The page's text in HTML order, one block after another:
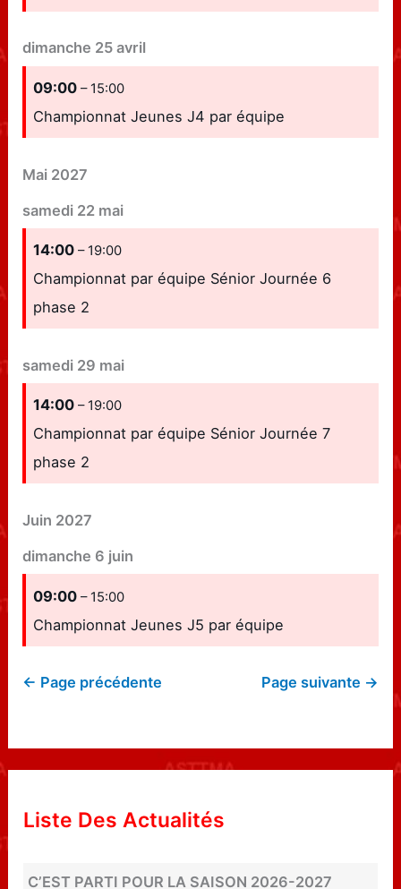
dimanche 25 avril
09:00– 15:00
Championnat Jeunes J4 par équipe
Mai 2027
samedi 22 mai
14:00– 19:00
Championnat par équipe Sénior Journée 6
phase 2
samedi 29 mai
14:00– 19:00
Championnat par équipe Sénior Journée 7
phase 2
Juin 2027
dimanche 6 juin
09:00– 15:00
Championnat Jeunes J5 par équipe
← Page précédente Page suivante →
Liste Des Actualités
C’EST PARTI POUR LA SAISON 2026-2027